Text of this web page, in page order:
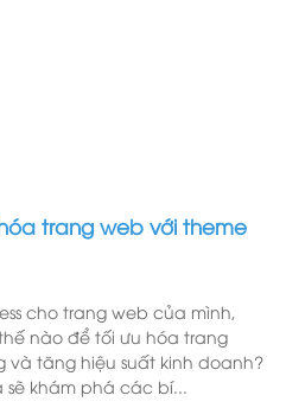
trang web với theme
cho trang web của mình,
nào để tối ưu hóa trang
tăng hiệu suất kinh doanh?
sẽ khám phá các bí...